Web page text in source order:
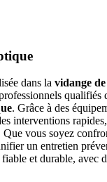
dans la vidange de
qualifiés
. Grâce à des
interventions
vous soyez
un entretien
et durable, avec